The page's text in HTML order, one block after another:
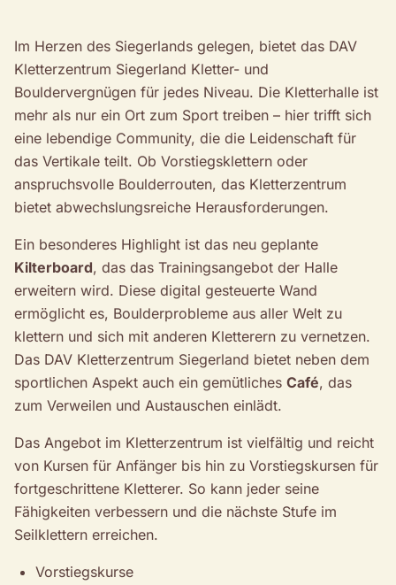
Im Herzen des Siegerlands gelegen, bietet das DAV
Kletterzentrum Siegerland Kletter- und
Bouldervergnügen für jedes Niveau. Die Kletterhalle ist
mehr als nur ein Ort zum Sport treiben – hier trifft sich
eine lebendige Community, die die Leidenschaft für
das Vertikale teilt. Ob Vorstiegsklettern oder
anspruchsvolle Boulderrouten, das Kletterzentrum
bietet abwechslungsreiche Herausforderungen.
Ein besonderes Highlight ist das neu geplante
Kilterboard, das das Trainingsangebot der Halle
erweitern wird. Diese digital gesteuerte Wand
ermöglicht es, Boulderprobleme aus aller Welt zu
klettern und sich mit anderen Kletterern zu vernetzen.
Das DAV Kletterzentrum Siegerland bietet neben dem
sportlichen Aspekt auch ein gemütliches Café, das
zum Verweilen und Austauschen einlädt.
Das Angebot im Kletterzentrum ist vielfältig und reicht
von Kursen für Anfänger bis hin zu Vorstiegskursen für
fortgeschrittene Kletterer. So kann jeder seine
Fähigkeiten verbessern und die nächste Stufe im
Seilklettern erreichen.
Vorstiegskurse